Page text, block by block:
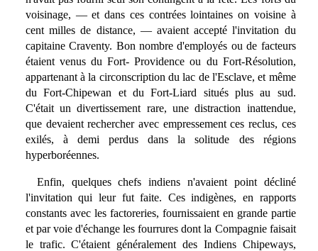
voisinage, — et dans ces contrées lointaines on voisine à
cent milles de distance, — avaient accepté l'invitation du
capitaine Craventy. Bon nombre d'employés ou de facteurs
étaient venus du Fort- Providence ou du Fort-Résolution,
appartenant à la circonscription du lac de l'Esclave, et même
du Fort-Chipewan et du Fort-Liard situés plus au sud.
C'était un divertissement rare, une distraction inattendue,
que devaient rechercher avec empressement ces reclus, ces
exilés, à demi perdus dans la solitude des régions
hyperboréennes.
Enfin, quelques chefs indiens n'avaient point décliné
l'invitation qui leur fut faite. Ces indigènes, en rapports
constants avec les factoreries, fournissaient en grande partie
et par voie d'échange les fourrures dont la Compagnie faisait
le trafic. C'étaient généralement des Indiens Chipeways,